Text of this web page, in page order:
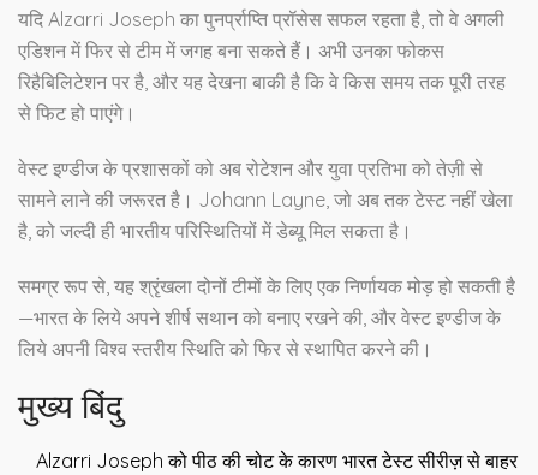
यदि Alzarri Joseph का पुनर्प्राप्ति प्रॉसेस सफल रहता है, तो वे अगली
एडिशन में फिर से टीम में जगह बना सकते हैं। अभी उनका फोकस
रिहैबिलिटेशन पर है, और यह देखना बाकी है कि वे किस समय तक पूरी तरह
से फिट हो पाएंगे।
वेस्ट इण्डीज के प्रशासकों को अब रोटेशन और युवा प्रतिभा को तेज़ी से
सामने लाने की जरूरत है। Johann Layne, जो अब तक टेस्ट नहीं खेला
है, को जल्दी ही भारतीय परिस्थितियों में डेब्यू मिल सकता है।
समग्र रूप से, यह श्रृंखला दोनों टीमों के लिए एक निर्णायक मोड़ हो सकती है
—भारत के लिये अपने शीर्ष सथान को बनाए रखने की, और वेस्ट इण्डीज के
लिये अपनी विश्व स्तरीय स्थिति को फिर से स्थापित करने की।
मुख्य बिंदु
Alzarri Joseph को पीठ की चोट के कारण भारत टेस्ट सीरीज़ से बाहर